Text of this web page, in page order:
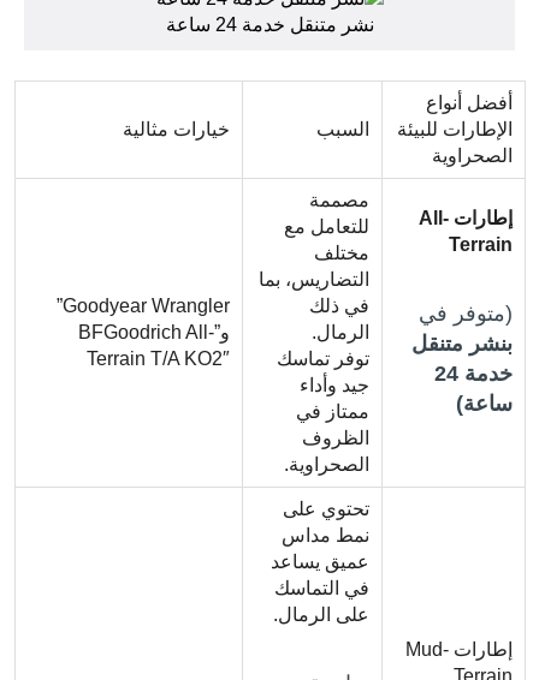
نشر متنقل خدمة 24 ساعة
أفضل أنواع
الإطارات للبيئة
الصحراوية
السبب خيارات مثالية
إطاراتAll-
Terrain
(متوفر في
بنشر متنقل
خدمة 24
ساعة)
مصممة
للتعامل مع
مختلف
التضاريس، بما
في ذلك
الرمال.
توفر تماسك
جيد وأداء
ممتاز في
الظروف
الصحراوية.
Goodyear Wrangler”
و”BFGoodrich All-
Terrain T/A KO2″
إطارات Mud-
Terrain
تحتوي على
نمط مداس
عميق يساعد
في التماسك
على الرمال.